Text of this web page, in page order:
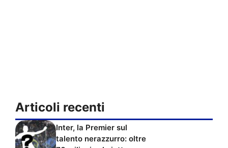
Articoli recenti
Inter, la Premier sul
talento nerazzurro: oltre